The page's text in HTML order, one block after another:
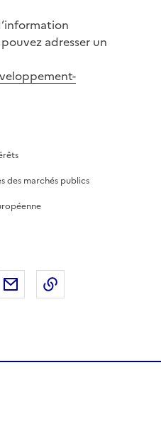
adresser un
des marchés publics
X sur LinkedIn
Partager par email